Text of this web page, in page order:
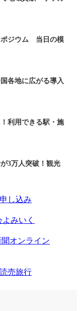
ポジウム 当日の模
各地に広がる導入
利用できる駅・施
3万人突破！観光